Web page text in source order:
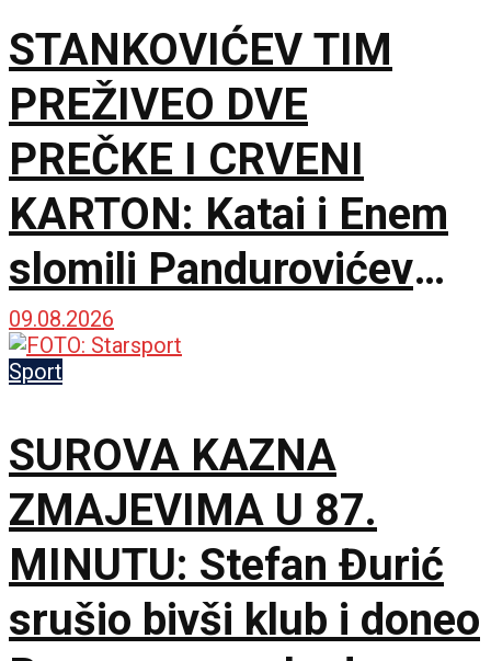
STANKOVIĆEV TIM
PREŽIVEO DVE
PREČKE I CRVENI
KARTON: Katai i Enem
slomili Pandurovićev
bedem, Pazarci
promašivali u Ljutice
Bogdana!
09.08.2026
Sport
SUROVA KAZNA
ZMAJEVIMA U 87.
MINUTU: Stefan Đurić
srušio bivši klub i doneo